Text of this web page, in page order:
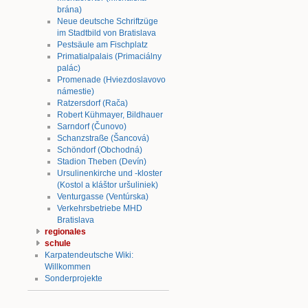
brána)
Neue deutsche Schriftzüge
im Stadtbild von Bratislava
Pestsäule am Fischplatz
Primatialpalais (Primaciálny
palác)
Promenade (Hviezdoslavovo
námestie)
Ratzersdorf (Rača)
Robert Kühmayer, Bildhauer
Sarndorf (Čunovo)
Schanzstraße (Šancová)
Schöndorf (Obchodná)
Stadion Theben (Devín)
Ursulinenkirche und -kloster
(Kostol a kláštor uršuliniek)
Venturgasse (Ventúrska)
Verkehrsbetriebe MHD
Bratislava
regionales
schule
Karpatendeutsche Wiki:
Willkommen
Sonderprojekte